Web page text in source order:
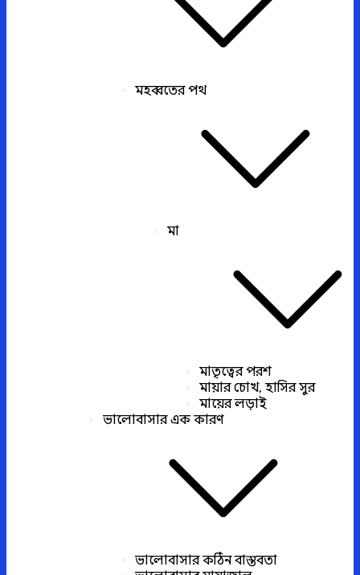
মহব্বতের পথ
মা
মাতৃত্বের পরশ
মায়ার চোখ, হাসির সুর
মায়ের লড়াই
ভালোবাসার এক কারণ
ভালোবাসার কঠিন বাস্তবতা